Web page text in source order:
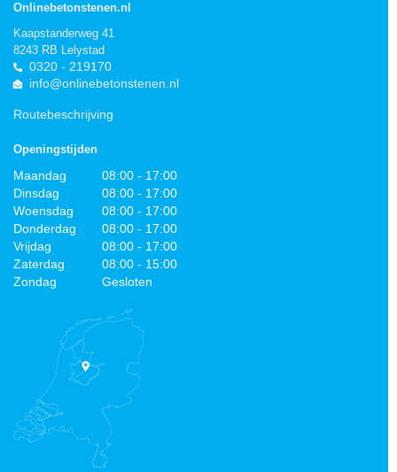
Onlinebetonstenen.nl
Kaapstanderweg 41
8243 RB Lelystad
0320 - 219170
info@onlinebetonstenen.nl
Routebeschrijving
Openingstijden
Maandag
08:00 - 17:00
Dinsdag
08:00 - 17:00
Woensdag
08:00 - 17:00
Donderdag
08:00 - 17:00
Vrijdag
08:00 - 17:00
Zaterdag
08:00 - 15:00
Zondag
Gesloten